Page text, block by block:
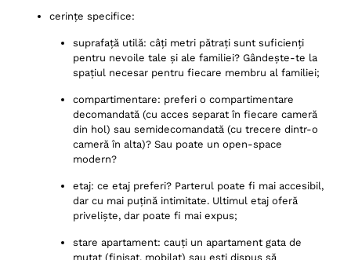
cerințe specifice:
suprafață utilă: câți metri pătrați sunt suficienți
pentru nevoile tale și ale familiei? Gândește-te la
spațiul necesar pentru fiecare membru al familiei;
compartimentare: preferi o compartimentare
decomandată (cu acces separat în fiecare cameră
din hol) sau semidecomandată (cu trecere dintr-o
cameră în alta)? Sau poate un open-space
modern?
etaj: ce etaj preferi? Parterul poate fi mai accesibil,
dar cu mai puțină intimitate. Ultimul etaj oferă
priveliște, dar poate fi mai expus;
stare apartament: cauți un apartament gata de
mutat (finisat, mobilat) sau ești dispus să